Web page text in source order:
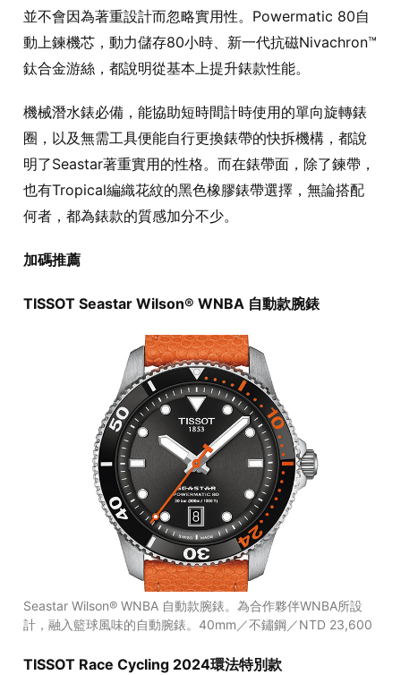
並不會因為著重設計而忽略實用性。Powermatic 80自
動上鍊機芯，動力儲存80小時、新一代抗磁Nivachron™
鈦合金游絲，都說明從基本上提升錶款性能。
機械潛水錶必備，能協助短時間計時使用的單向旋轉錶
圈，以及無需工具便能自行更換錶帶的快拆機構，都說
明了Seastar著重實用的性格。而在錶帶面，除了鍊帶，
也有Tropical編織花紋的黑色橡膠錶帶選擇，無論搭配
何者，都為錶款的質感加分不少。
加碼推薦
TISSOT Seastar Wilson® WNBA 自動款腕錶
Seastar Wilson® WNBA 自動款腕錶。為合作夥伴WNBA所設
計，融入籃球風味的自動腕錶。40mm／不鏽鋼／NTD 23,600
TISSOT Race Cycling 2024環法特別款